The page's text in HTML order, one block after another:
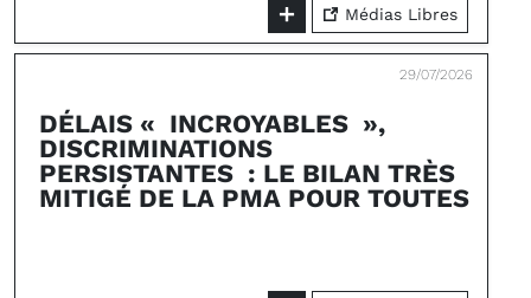
Médias Libres
29/07/2026
DÉLAIS « INCROYABLES »,
DISCRIMINATIONS
PERSISTANTES : LE BILAN TRÈS
MITIGÉ DE LA PMA POUR TOUTES